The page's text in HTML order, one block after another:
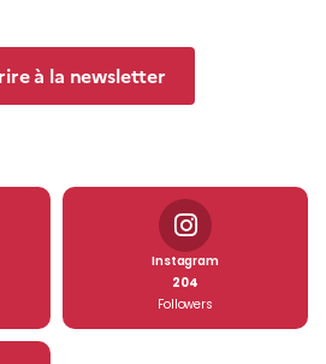
à la newsletter
Instagram
204
Followers